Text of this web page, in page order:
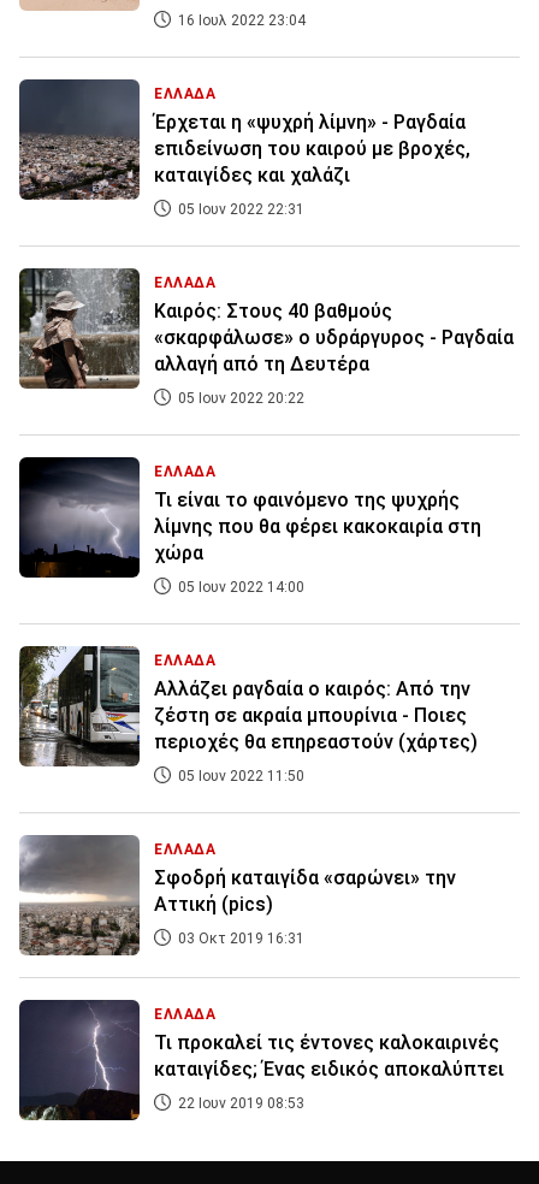
16 Ιουλ 2022 23:04
ΕΛΛΑΔΑ
Έρχεται η «ψυχρή λίμνη» - Ραγδαία
επιδείνωση του καιρού με βροχές,
καταιγίδες και χαλάζι
05 Ιουν 2022 22:31
ΕΛΛΑΔΑ
Καιρός: Στους 40 βαθμούς
«σκαρφάλωσε» ο υδράργυρος - Ραγδαία
αλλαγή από τη Δευτέρα
05 Ιουν 2022 20:22
ΕΛΛΑΔΑ
Τι είναι το φαινόμενο της ψυχρής
λίμνης που θα φέρει κακοκαιρία στη
χώρα
05 Ιουν 2022 14:00
ΕΛΛΑΔΑ
Αλλάζει ραγδαία ο καιρός: Από την
ζέστη σε ακραία μπουρίνια - Ποιες
περιοχές θα επηρεαστούν (χάρτες)
05 Ιουν 2022 11:50
ΕΛΛΑΔΑ
Σφοδρή καταιγίδα «σαρώνει» την
Αττική (pics)
03 Οκτ 2019 16:31
ΕΛΛΑΔΑ
Τι προκαλεί τις έντονες καλοκαιρινές
καταιγίδες; Ένας ειδικός αποκαλύπτει
22 Ιουν 2019 08:53